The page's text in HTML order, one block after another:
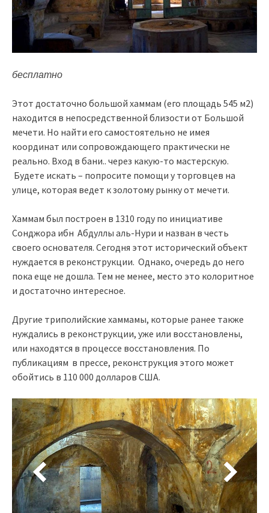
бесплатно
Этот достаточно большой хаммам (его площадь 545 м2)
находится в непосредственной близости от Большой
мечети. Но найти его самостоятельно не имея
координат или сопровождающего практически не
реально. Вход в бани.. через какую-то мастерскую.
Будете искать – попросите помощи у торговцев на
улице, которая ведет к золотому рынку от мечети.
Хаммам был построен в 1310 году по инициативе
Сонджора ибн Абдуллы аль-Нури и назван в честь
своего основателя. Сегодня этот исторический объект
нуждается в реконструкции. Однако, очередь до него
пока еще не дошла. Тем не менее, место это колоритное
и достаточно интересное.
Другие триполийские хаммамы, которые ранее также
нуждались в реконструкции, уже или восстановлены,
или находятся в процессе восстановления. По
публикациям в прессе, реконструкция этого может
обойтись в 110 000 долларов США.